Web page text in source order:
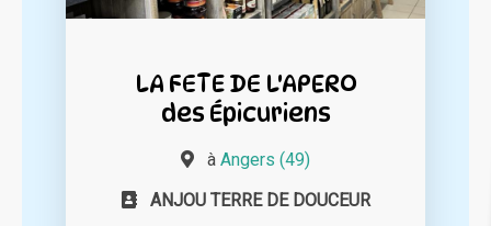
LA FETE DE L'APERO
des Épicuriens
à Angers (49)
ANJOU TERRE DE DOUCEUR